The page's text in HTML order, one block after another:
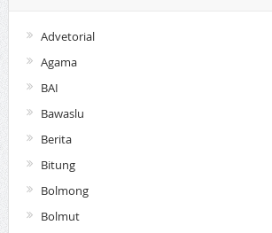
Advetorial
Agama
BAI
Bawaslu
Berita
Bitung
Bolmong
Bolmut